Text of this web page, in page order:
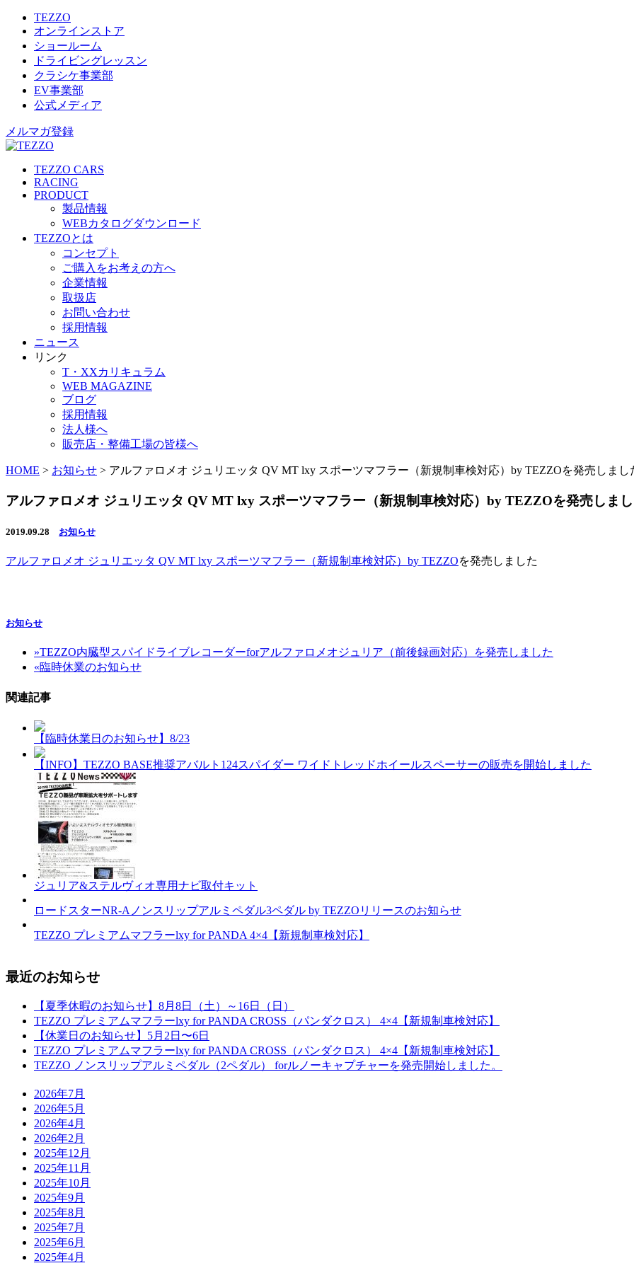
TEZZO
オンラインストア
ショールーム
ドライビングレッスン
クラシケ事業部
EV事業部
公式メディア
メルマガ登録
TEZZO CARS
RACING
PRODUCT
製品情報
WEBカタログダウンロード
TEZZOとは
コンセプト
ご購入をお考えの方へ
企業情報
取扱店
お問い合わせ
採用情報
ニュース
リンク
T・XXカリキュラム
WEB MAGAZINE
ブログ
採用情報
法人様へ
販売店・整備工場の皆様へ
HOME > お知らせ > アルファロメオ ジュリエッタ QV MT lxy スポーツマフラー（新規制車検対応）by TEZZOを発売しまし
アルファロメオ ジュリエッタ QV MT lxy スポーツマフラー（新規制車検対応）by TEZZOを発売しま
2019.09.28 お知らせ
アルファロメオ ジュリエッタ QV MT lxy スポーツマフラー（新規制車検対応）by TEZZOを発売しました
お知らせ
»TEZZO内臓型スパイドライブレコーダーforアルファロメオジュリア（前後録画対応）を発売しました
«臨時休業のお知らせ
関連記事
【臨時休業日のお知らせ】8/23
【INFO】TEZZO BASE推奨アバルト124スパイダー ワイドトレッドホイールスペーサーの販売を開始しました
ジュリア&ステルヴィオ専用ナビ取付キット
ロードスターNR-Aノンスリップアルミペダル3ペダル by TEZZOリリースのお知らせ
TEZZO プレミアムマフラーlxy for PANDA 4×4【新規制車検対応】
最近のお知らせ
【夏季休暇のお知らせ】8月8日（土）～16日（日）
TEZZO プレミアムマフラーlxy for PANDA CROSS（パンダクロス） 4×4【新規制車検対応】
【休業日のお知らせ】5月2日〜6日
TEZZO プレミアムマフラーlxy for PANDA CROSS（パンダクロス） 4×4【新規制車検対応】
TEZZO ノンスリップアルミペダル（2ペダル） forルノーキャプチャーを発売開始しました。
2026年7月
2026年5月
2026年4月
2026年2月
2025年12月
2025年11月
2025年10月
2025年9月
2025年8月
2025年7月
2025年6月
2025年4月